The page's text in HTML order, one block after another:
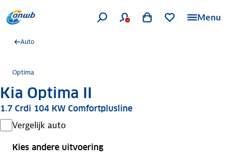
Menu
Auto
Optima
Kia Optima II
1.7 Crdi 104 KW Comfortplusline
Vergelijk auto
Kies andere uitvoering